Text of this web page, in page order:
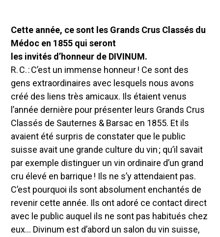
Cette année, ce sont les Grands Crus Classés du
Médoc en 1855 qui seront
les invités d’honneur de DIVINUM.
R. C. : C’est un immense honneur ! Ce sont des
gens extraordinaires avec lesquels nous avons
créé des liens très amicaux. Ils étaient venus
l’année dernière pour présenter leurs Grands Crus
Classés de Sauternes & Barsac en 1855. Et ils
avaient été surpris de constater que le public
suisse avait une grande culture du vin ; qu’il savait
par exemple distinguer un vin ordinaire d’un grand
cru élevé en barrique ! Ils ne s’y attendaient pas.
C’est pourquoi ils sont absolument enchantés de
revenir cette année. Ils ont adoré ce contact direct
avec le public auquel ils ne sont pas habitués chez
eux… Divinum est d’abord un salon du vin suisse,